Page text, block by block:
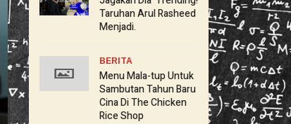
Taruhan Arul Rasheed
Menjadi.
BERITA
Menu Mala-tup Untuk
Sambutan Tahun Baru
Cina Di The Chicken
Rice Shop